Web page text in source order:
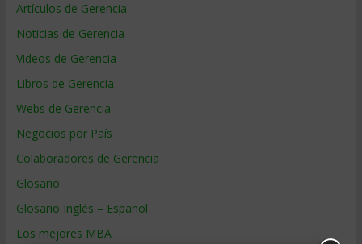
Artículos de Gerencia
Noticias de Gerencia
Videos de Gerencia
Libros de Gerencia
Webs de Gerencia
Negocios por País
Colaboradores de Gerencia
Glosario
Glosario Inglés – Español
Los mejores MBA